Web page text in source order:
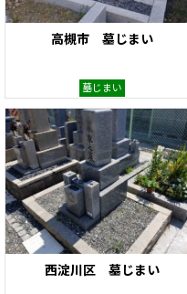
高槻市 墓じまい
墓じまい
西淀川区 墓じまい